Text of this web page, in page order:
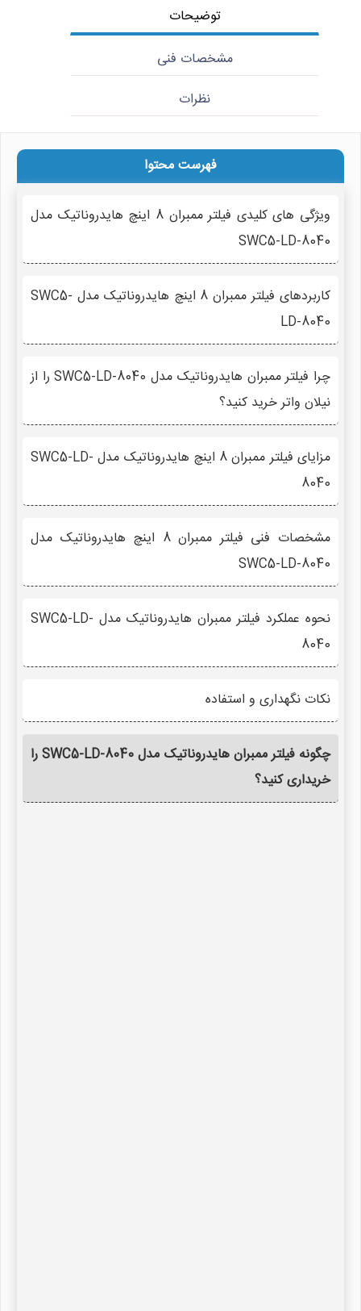
توضیحات
مشخصات فنی
نظرات
فهرست محتوا
ویژگی های کلیدی فیلتر ممبران 8 اینچ هایدروناتیک مدل
SWC5-LD-8040
کاربردهای فیلتر ممبران 8 اینچ هایدروناتیک مدل SWC5-
LD-8040
چرا فیلتر ممبران هایدروناتیک مدل SWC5-LD-8040 را از
نیلان واتر خرید کنید؟
مزایای فیلتر ممبران 8 اینچ هایدروناتیک مدل SWC5-LD-
8040
مشخصات فنی فیلتر ممبران 8 اینچ هایدروناتیک مدل
SWC5-LD-8040
نحوه عملکرد فیلتر ممبران هایدروناتیک مدل SWC5-LD-
8040
نکات نگهداری و استفاده
چگونه فیلتر ممبران هایدروناتیک مدل SWC5-LD-8040 را
خریداری کنید؟